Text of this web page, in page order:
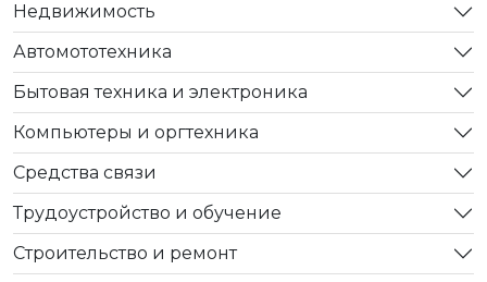
Недвижимость
Автомототехника
Бытовая техника и электроника
Компьютеры и оргтехника
Средства связи
Трудоустройство и обучение
Строительство и ремонт